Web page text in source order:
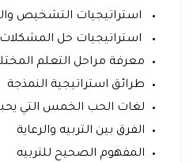
استراتيجيات التشخيص
استراتيجيات حل المشكلات
معرفة مراحل التعلم
طرائق استراتيجية النمذجة
لغات الحب الخمس التي
الفرق بين التربيه والرعاية
المفهوم الصحيح للتربيه